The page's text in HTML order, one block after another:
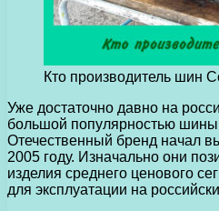
Кто производитель шин
Уже достаточно давно на
большой популярностью шины
Отечественный бренд начал
2005 году. Изначально они
изделия среднего ценового
для эксплуатации на